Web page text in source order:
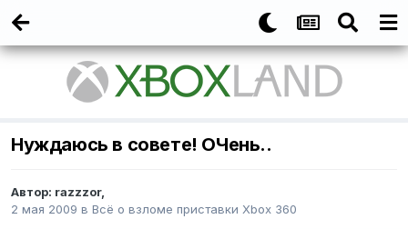
Нуждаюсь в совете! ОЧень..
Автор: razzzor,
2 мая 2009 в Всё о взломе приставки Xbox 360